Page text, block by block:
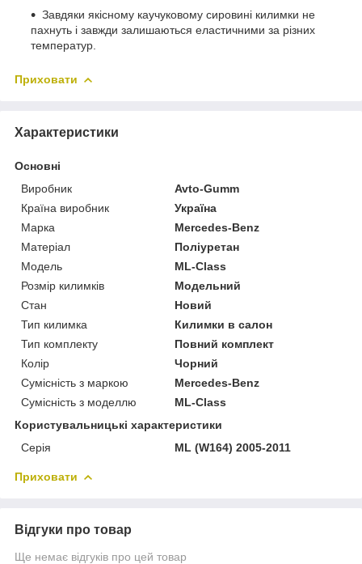
Завдяки якісному каучуковому сировині килимки не
пахнуть і завжди залишаються еластичними за різних
температур.
Приховати
Характеристики
Основні
Виробник
Avto-Gumm
Країна виробник
Україна
Марка
Mercedes-Benz
Матеріал
Поліуретан
Модель
ML-Class
Розмір килимків
Модельний
Стан
Новий
Тип килимка
Килимки в салон
Тип комплекту
Повний комплект
Колір
Чорний
Сумісність з маркою
Mercedes-Benz
Сумісність з моделлю
ML-Class
Користувальницькі характеристики
Серія
ML (W164) 2005-2011
Приховати
Відгуки про товар
Ще немає відгуків про цей товар